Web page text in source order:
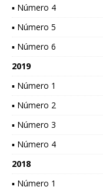
▪ Número 4
▪ Número 5
▪ Número 6
2019
▪ Número 1
▪ Número 2
▪ Número 3
▪ Número 4
2018
▪ Número 1